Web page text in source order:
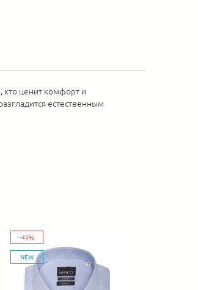
кто ценит комфорт и
естественным
-44%
NEW